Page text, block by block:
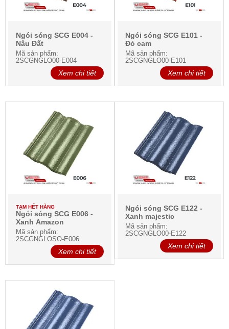
Ngói sóng SCG E004 -
Nâu Đất
Mã sản phẩm:
2SCGNGLO00-E004
Xem chi tiết
Ngói sóng SCG E101 -
Đỏ cam
Mã sản phẩm:
2SCGNGLO00-E101
Xem chi tiết
TẠM HẾT HÀNG
Ngói sóng SCG E006 -
Xanh Amazon
Mã sản phẩm:
2SCGNGLOSO-E006
Xem chi tiết
Ngói sóng SCG E122 -
Xanh majestic
Mã sản phẩm:
2SCGNGLO00-E122
Xem chi tiết